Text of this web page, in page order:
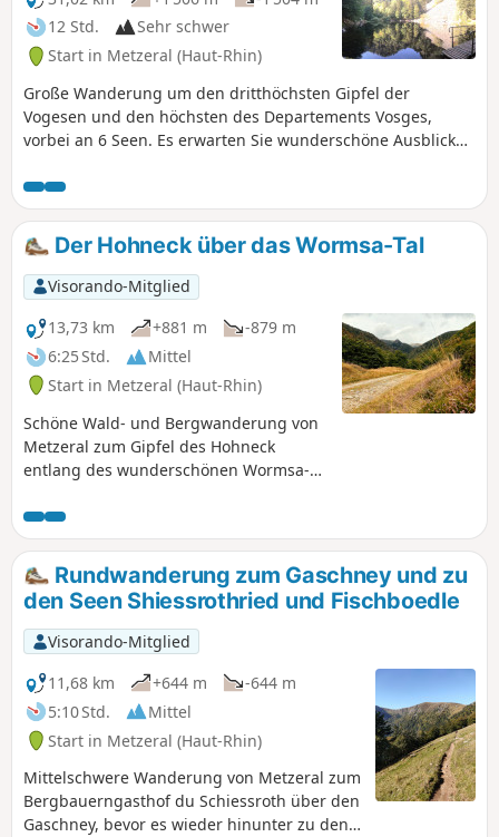
12 Std.
Sehr schwer
Start in Metzeral (Haut-Rhin)
Große Wanderung um den dritthöchsten Gipfel der
Vogesen und den höchsten des Departements Vosges,
vorbei an 6 Seen. Es erwarten Sie wunderschöne Ausblicke
Lichtungen, Almen ...). Sehr schwierige Wanderung, die nur
für ergehene Wanderer geeignet ist (Länge, Dauer und
großer Höhenunterschied). Nicht im Winter unternehmen,
sondern lieber im späten Frühjahr, Sommer und frühen
Herbst.
Der Hohneck über das Wormsa-Tal
Visorando-Mitglied
13,73 km
+881 m
-879 m
6:25 Std.
Mittel
Start in Metzeral (Haut-Rhin)
Schöne Wald- und Bergwanderung von
Metzeral zum Gipfel des Hohneck
entlang des wunderschönen Wormsa-
beeindruckende Combe du Wormspel,
dann zurück zum Ausgangspunkt am
anderen Ufer der Wormsa.
Rundwanderung zum Gaschney und zu
den Seen Shiessrothried und Fischboedle
Visorando-Mitglied
11,68 km
+644 m
-644 m
5:10 Std.
Mittel
Start in Metzeral (Haut-Rhin)
Mittelschwere Wanderung von Metzeral zum
Bergbauerngasthof du Schiessroth über den
Gaschney, bevor es wieder hinunter zu den